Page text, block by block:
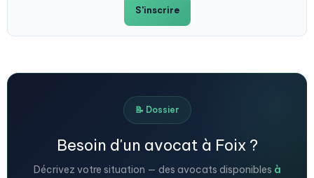
S'inscrire
📝 Dossier
Besoin d'un avocat à Foix ?
Décrivez votre situation — des avocats disponibles à